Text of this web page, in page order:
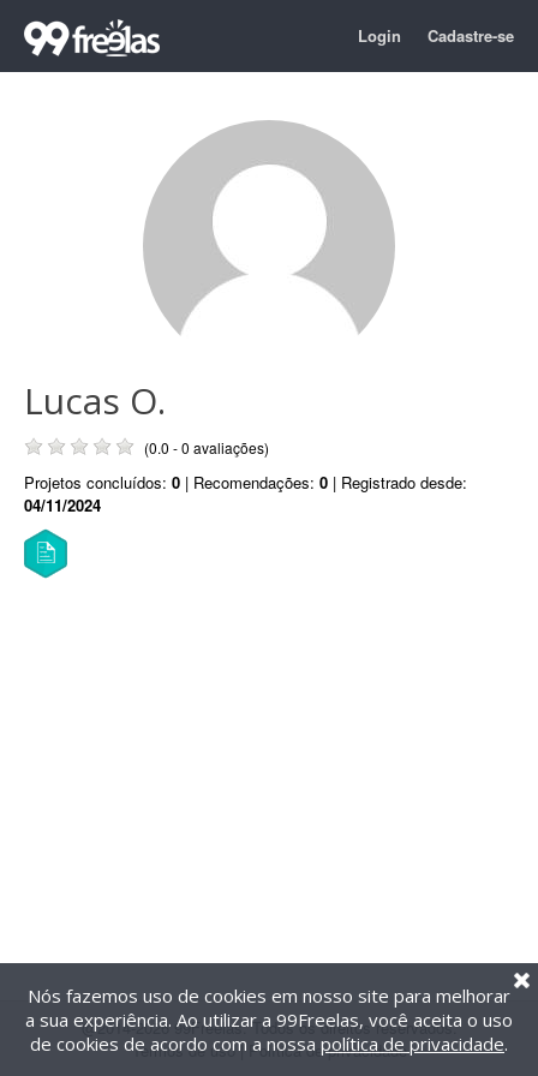
Login Cadastre-se
Lucas O.
(0.0 - 0 avaliações)
Projetos concluídos: 0 | Recomendações: 0 | Registrado desde:
04/11/2024
@2014-2026 99Freelas. Todos os direitos reservados.
Termos de uso| Política de privacidade
Nós fazemos uso de cookies em nosso site para melhorar
a sua experiência. Ao utilizar a 99Freelas, você aceita o uso
de cookies de acordo com a nossa política de privacidade.